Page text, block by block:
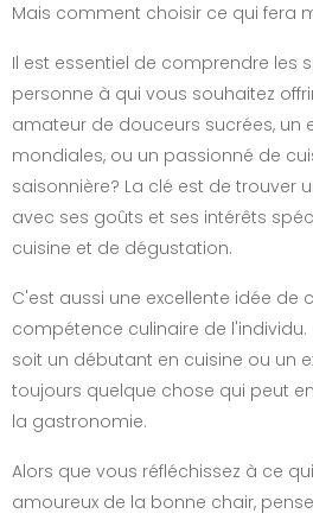
Mais comment choisir ce qui fera
Il est essentiel de comprendre les
personne à qui vous souhaitez
amateur de douceurs sucrées, un
mondiales, ou un passionné de
saisonnière? La clé est de trouver
avec ses goûts et ses intérêts
cuisine et de dégustation.
C'est aussi une excellente idée de
compétence culinaire de
soit un débutant en cuisine ou un
toujours quelque chose qui peut
la gastronomie.
Alors que vous réfléchissez à ce
amoureux de la bonne chair,